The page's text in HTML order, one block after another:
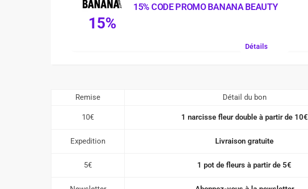
15%
15% CODE PROMO BANANA BEAUTY
Détails
Remise Détail du bon
10€ 1 narcisse fleur double à partir de 10€
Expedition Livraison gratuite
5€ 1 pot de fleurs à partir de 5€